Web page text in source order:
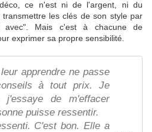
ce n'est ni de l'argent, ni du
les clés de son style par
avec". Mais c'est à chacune de
exprimer sa propre sensibilité.
apprendre ne passe
à tout prix. Je
j'essaye de m'effacer
puisse ressentir.
C'est bon. Elle a